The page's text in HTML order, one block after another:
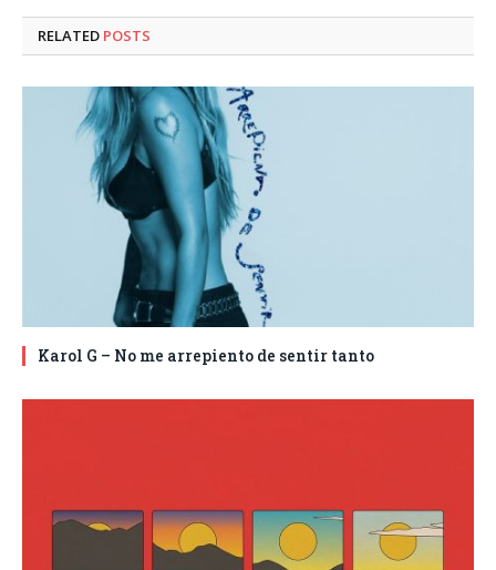
RELATED POSTS
Karol G – No me arrepiento de sentir tanto